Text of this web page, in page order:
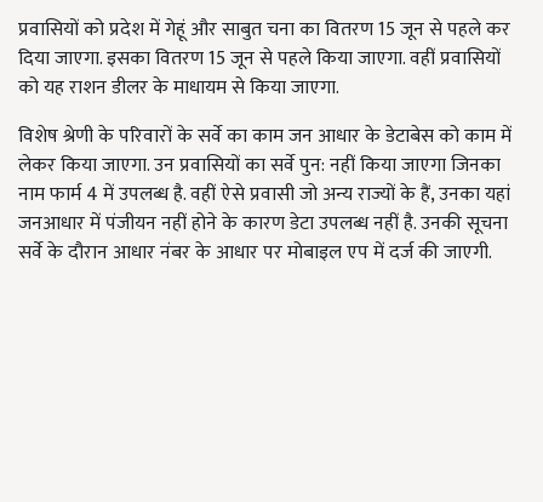
प्रवासियों को प्रदेश में गेहूं और साबुत चना का वितरण 15 जून से पहले कर
दिया जाएगा. इसका वितरण 15 जून से पहले किया जाएगा. वहीं प्रवासियों
को यह राशन डीलर के माधायम से किया जाएगा.
विशेष श्रेणी के परिवारों के सर्वे का काम जन आधार के डेटाबेस को काम में
लेकर किया जाएगा. उन प्रवासियों का सर्वे पुन: नहीं किया जाएगा जिनका
नाम फार्म 4 में उपलब्ध है. वहीं ऐसे प्रवासी जो अन्य राज्यों के हैं, उनका यहां
जनआधार में पंजीयन नहीं होने के कारण डेटा उपलब्ध नहीं है. उनकी सूचना
सर्वे के दौरान आधार नंबर के आधार पर मोबाइल एप में दर्ज की जाएगी.